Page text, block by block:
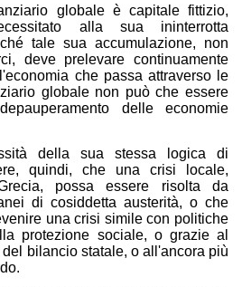
globale è capitale fittizio,
alla sua ininterrotta
tale sua accumulazione, non
deve prelevare continuamente
che passa attraverso le
globale non può che essere
delle economie
della sua stessa logica di
quindi, che una crisi locale,
possa essere risolta da
di cosiddetta austerità, o che
una crisi simile con politiche
protezione sociale, o grazie al
del bilancio statale, o all'ancora più